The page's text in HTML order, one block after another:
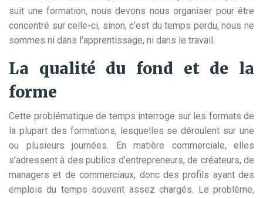
suit une formation, nous devons nous organiser pour être
concentré sur celle-ci, sinon, c’est du temps perdu, nous ne
sommes ni dans l’apprentissage, ni dans le travail.
La qualité du fond et de la
forme
Cette problématique de temps interroge sur les formats de
la plupart des formations, lesquelles se déroulent sur une
ou plusieurs journées. En matière commerciale, elles
s’adressent à des publics d’entrepreneurs, de créateurs, de
managers et de commerciaux, donc des profils ayant des
emplois du temps souvent assez chargés. Le problème,